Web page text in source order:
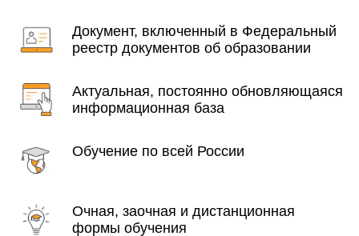
Документ, включенный в Федеральный
реестр документов об образовании
Актуальная, постоянно обновляющаяся
информационная база
Обучение по всей России
Очная, заочная и дистанционная
формы обучения